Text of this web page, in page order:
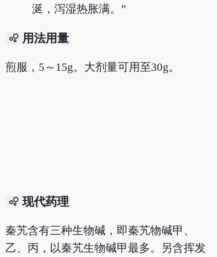
涎，泻湿热胀满。”
bubble_chart 用法用量
煎服，5～15g。大剂量可用至30g。
bubble_chart 现代药理
秦艽含有三种生物碱，即秦艽物碱甲、
乙、丙，以秦艽生物碱甲最多。另含挥发